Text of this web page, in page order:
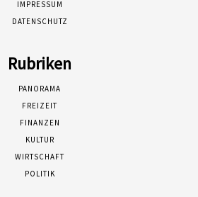
IMPRESSUM
DATENSCHUTZ
Rubriken
PANORAMA
FREIZEIT
FINANZEN
KULTUR
WIRTSCHAFT
POLITIK